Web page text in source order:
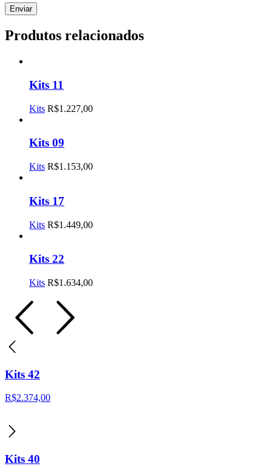
Produtos relacionados
Kits 11
Kits R$1.227,00
Kits 09
Kits R$1.153,00
Kits 17
Kits R$1.449,00
Kits 22
Kits R$1.634,00
Kits 42
R$2.374,00
Kits 40